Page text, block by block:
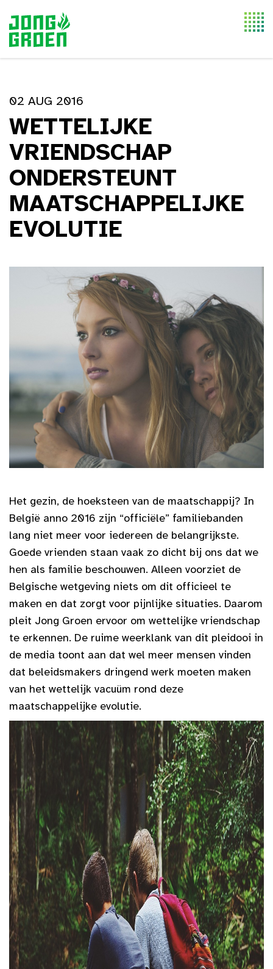
02 AUG 2016
WETTELIJKE
VRIENDSCHAP
ONDERSTEUNT
MAATSCHAPPELIJKE
EVOLUTIE
Het gezin, de hoeksteen van de maatschappij? In
België anno 2016 zijn “officiële” familiebanden
lang niet meer voor iedereen de belangrijkste.
Goede vrienden staan vaak zo dicht bij ons dat we
hen als familie beschouwen. Alleen voorziet de
Belgische wetgeving niets om dit officieel te
maken en dat zorgt voor pijnlijke situaties. Daarom
pleit Jong Groen ervoor om wettelijke vriendschap
te erkennen. De ruime weerklank van dit pleidooi in
de media toont aan dat wel meer mensen vinden
dat beleidsmakers dringend werk moeten maken
van het wettelijk vacuüm rond deze
maatschappelijke evolutie.